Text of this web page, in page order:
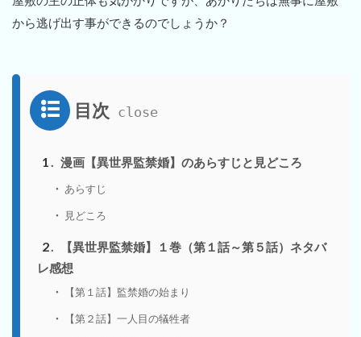
から逃げ出す事ができるのでしょうか？
目次
1 漫画【異世界監禁婚】のあらすじと見どころ
あらすじ
見どころ
2
【異世界監禁婚】１巻（第１話～第５話）ネタバ
レ感想
【第１話】監禁婚の始まり
【第２話】一人目の犠牲者